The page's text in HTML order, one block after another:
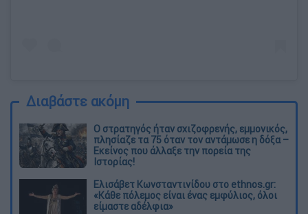
Διαβάστε ακόμη
O στρατηγός ήταν σχιζοφρενής, εμμονικός,
πλησίαζε τα 75 όταν τον αντάμωσε η δόξα –
Εκείνος που άλλαξε την πορεία της
Ιστορίας!
Ελισάβετ Κωνσταντινίδου στο ethnos.gr:
«Κάθε πόλεμος είναι ένας εμφύλιος, όλοι
είμαστε αδέλφια»